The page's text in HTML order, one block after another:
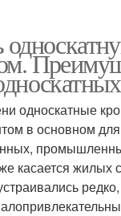
односкатные
в основном
касается жилых